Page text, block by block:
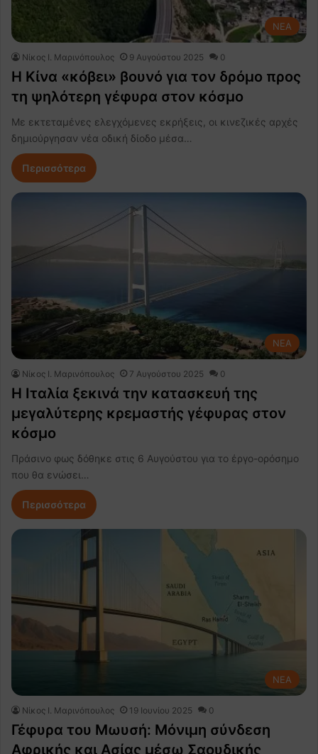
NEA
Nίκος Ι. Mαρινόπουλος 9 Αυγούστου 2025 0
Η Κίνα «κόβει» βουνό για τον δρόμο προς
τη ψηλότερη γέφυρα στον κόσμο
Με εκτεταμένες ελεγχόμενες εκρήξεις, οι κινεζικές αρχές
δημιούργησαν νέα οδική δίοδο μέσα…
Περισσότερα
NEA
Nίκος Ι. Mαρινόπουλος 7 Αυγούστου 2025 0
Η Ιταλία ξεκινά την κατασκευή της
μεγαλύτερης κρεμαστής γέφυρας στον
κόσμο
Πράσινο φως δόθηκε στις 6 Αυγούστου για το έργο-ορόσημο
που θα ενώσει…
Περισσότερα
NEA
Nίκος Ι. Mαρινόπουλος 19 Ιουνίου 2025 0
Γέφυρα του Μωυσή: Μόνιμη σύνδεση
Αφρικής και Ασίας μέσω Σαουδικής